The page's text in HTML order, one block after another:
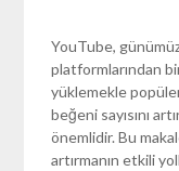
YouTube,
platformlarından
yüklemekle
beğeni sayısını
önemlidir. Bu
artırmanın etkili